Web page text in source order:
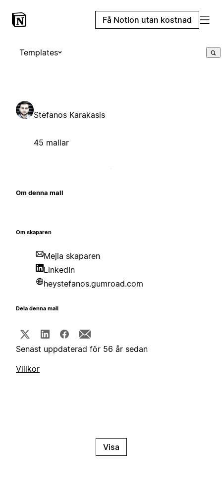
Få Notion utan kostnad
Templates
Stefanos Karakasis
45 mallar
Om denna mall
Om skaparen
Mejla skaparen
LinkedIn
heystefanos.gumroad.com
Dela denna mall
Senast uppdaterad för 56 år sedan
Villkor
Visa